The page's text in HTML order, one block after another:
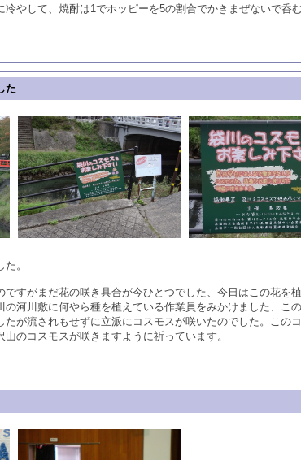
冷やして、焼酎は1でホッピーを5の割合でかきまぜないで呑
た
。
すがまだ花の咲き具合が今ひとつでした、今日はこの花を
の河川敷に何やら種を植えている作業員をみかけました、こ
たが流されもせずに立派にコスモスが咲いたのでした。この
のコスモスが咲きますように祈っています。